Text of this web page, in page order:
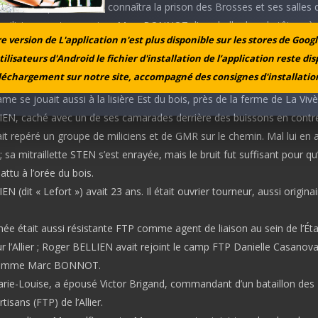
version de L'application n'est plus disponible sur les stores de
d'Android le fichier d'installation de l’application reste
sur notre site, accompagné des consignes
est fait prisonnier et connaîtra la prison des Brosses et ses salles
vont assassiner Marc BONNOT d’une balle dans la tête
à Cressanges et son compagnon Roger MAGNIERE sera laissé
blessé. Les GMR le ramasseront et le conduiront à l’hôpital de
amputé.
se jouait aussi à la lisière Est du bois, près de la ferme de La
caché avec un de ses camarades derrière des buissons en
repéré un groupe de miliciens et de GMR sur le chemin. Mal lui en
sa mitraillette STEN s’est enrayée, mais le bruit fut suffisant pour
à l’orée du bois.
(dit « Lefort ») avait 23 ans. Il était ouvrier tourneur, aussi
était aussi résistante FTP comme agent de liaison au sein de
l’Allier ; Roger BELLIEN avait rejoint le camp FTP Danielle
Marc BONNOT.
Louise, a épousé Victor Brigand, commandant d’un bataillon des
(FTP) de l’Allier.